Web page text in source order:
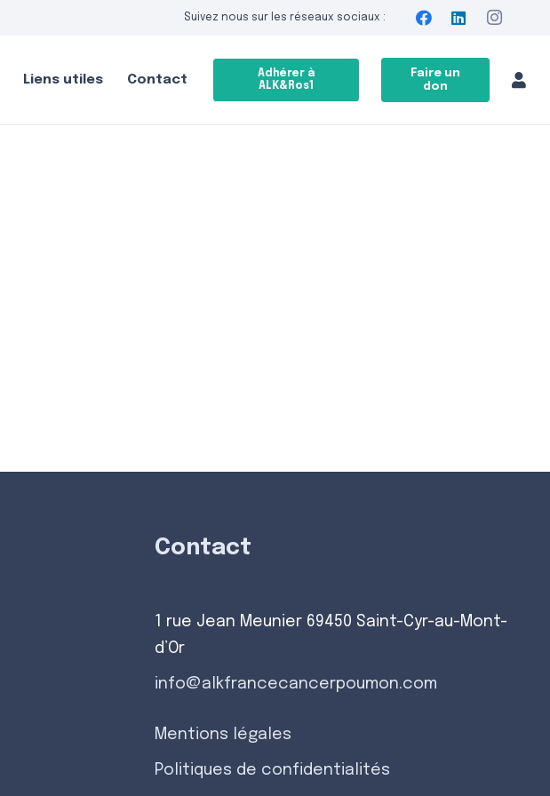
Suivez nous sur les réseaux sociaux :
Liens utiles Contact
Adhérer à
ALK&Ros1
Faire un
don
Contact
1 rue Jean Meunier 69450 Saint-Cyr-au-Mont-
d’Or
info@alkfrancecancerpoumon.com
Mentions légales
Politiques de confidentialités